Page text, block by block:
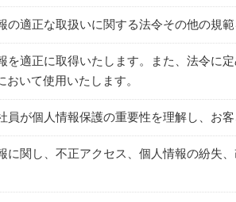
の適正な取扱いに関する法令その他の規範
を適正に取得いたします。また、法令に
いて使用いたします。
員が個人情報保護の重要性を理解し、お
に関し、不正アクセス、個人情報の紛失